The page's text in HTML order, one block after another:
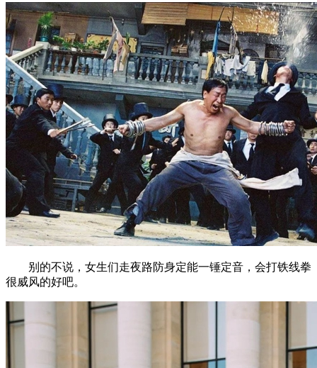
别的不说，女生们走夜路防身定能一锤定音，会打铁线拳
很威风的好吧。